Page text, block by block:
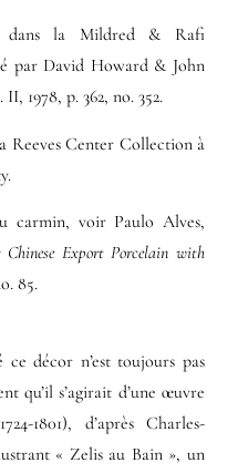
dans la Mildred & Rafi
par David Howard & John
II, 1978, p. 362, no. 352.
Reeves Center Collection à
carmin, voir Paulo Alves,
Export Porcelain with
85.
décor n’est toujours pas
qu’il s’agirait d’une œuvre
1801), d’après Charles-
« Zelis au Bain », un